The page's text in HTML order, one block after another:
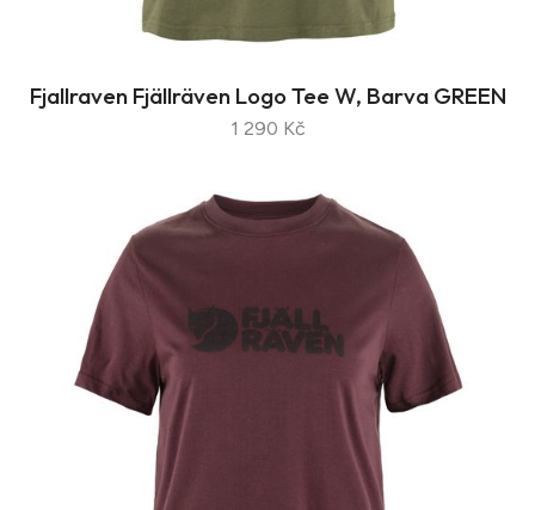
Fjallraven Fjällräven Logo Tee W, Barva GREEN
1 290 Kč